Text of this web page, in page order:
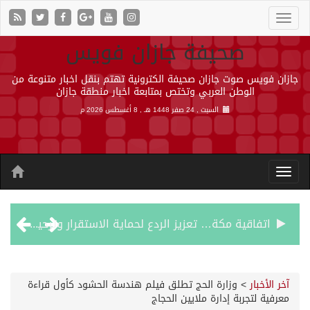
صحيفة جازان فويس
جازان فويس صوت جازان صحيفة الكترونية تهتم بنقل اخبار متنوعة من
الوطن العربي وتختص بمتابعة اخبار منطقة جازان
السبت , 24 صفر 1448 هـ , 8 أغسطس 2026 م
اتفاقية مكة… تعزيز الردع لحماية الاستقرار وترحيب اقليمي ودولي بها
آخر الأخبار> وزارة الحج تطلق فيلم هندسة الحشود كأول قراءة
معرفية لتجربة إدارة ملايين الحجاج